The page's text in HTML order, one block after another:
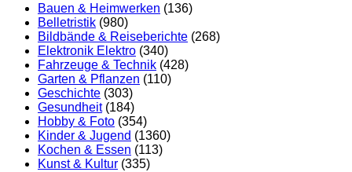
Bauen & Heimwerken (136)
Belletristik (980)
Bildbände & Reiseberichte (268)
Elektronik Elektro (340)
Fahrzeuge & Technik (428)
Garten & Pflanzen (110)
Geschichte (303)
Gesundheit (184)
Hobby & Foto (354)
Kinder & Jugend (1360)
Kochen & Essen (113)
Kunst & Kultur (335)